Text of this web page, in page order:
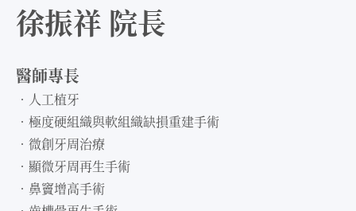
徐振祥 院長
醫師專長
．人工植牙
．極度硬組織與軟組織缺損重建手術
．微創牙周治療
．顯微牙周再生手術
．鼻竇增高手術